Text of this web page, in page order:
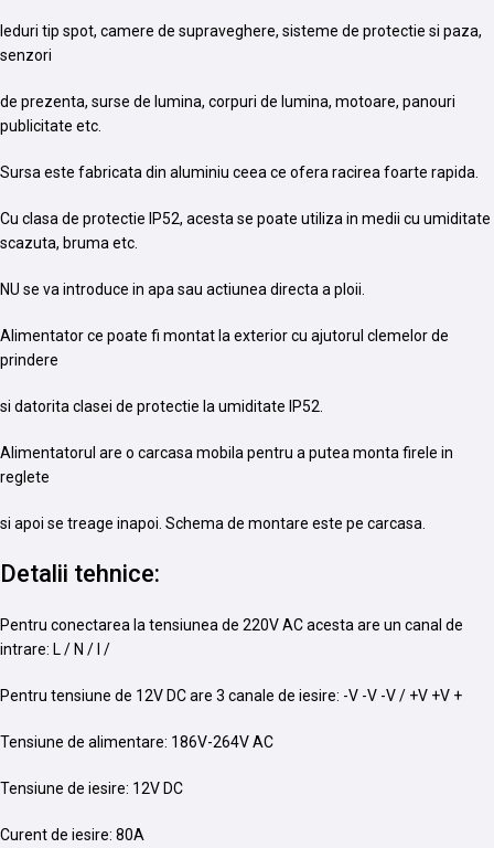
leduri tip spot, camere de supraveghere, sisteme de protectie si paza,
senzori
de prezenta, surse de lumina, corpuri de lumina, motoare, panouri
publicitate etc.
Sursa este fabricata din aluminiu ceea ce ofera racirea foarte rapida.
Cu clasa de protectie IP52, acesta se poate utiliza in medii cu umiditate
scazuta, bruma etc.
NU se va introduce in apa sau actiunea directa a ploii.
Alimentator ce poate fi montat la exterior cu ajutorul clemelor de
prindere
si datorita clasei de protectie la umiditate IP52.
Alimentatorul are o carcasa mobila pentru a putea monta firele in
reglete
si apoi se treage inapoi. Schema de montare este pe carcasa.
Detalii tehnice:
Pentru conectarea la tensiunea de 220V AC acesta are un canal de
intrare: L / N / I /
Pentru tensiune de 12V DC are 3 canale de iesire: -V -V -V / +V +V +
Tensiune de alimentare: 186V-264V AC
Tensiune de iesire: 12V DC
Curent de iesire: 80A